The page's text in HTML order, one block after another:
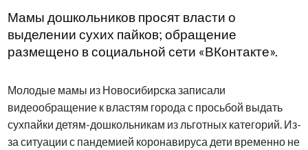
Мамы дошкольников просят власти о
выделении сухих пайков; обращение
размещено в социальной сети «ВКонтакте».
Молодые мамы из Новосибирска записали
видеообращение к властям города с просьбой выдать
сухпайки детям-дошкольникам из льготных категорий. Из-
за ситуации с пандемией коронавируса дети временно не